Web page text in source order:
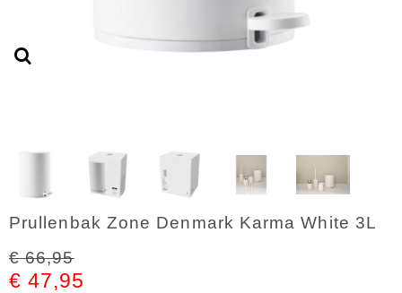
Prullenbak Zone Denmark Karma White 3L
€ 66,95
€ 47,95